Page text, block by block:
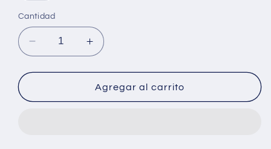
Cantidad
Reducir
cantidad
para
SHIMANO
Aumentar
cantidad
para
ZAPATILLA
SHIMANO
Agregar al carrito